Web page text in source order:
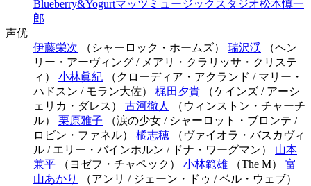
Blueberry&Yogurtマッツミュージックスタジオ松本慎一
郎
声优
伊藤栄次 （シャーロック・ホームズ） 瑞沢渓 （ヘン
リー・アーヴィング / メアリ・クラリッサ・クリステ
ィ） 小林眞紀 （クローディア・アクランド / マリー・
ハドスン / モラン大佐） 梶田夕貴 （ケインズ / アーシ
ェリカ・ダレス） 古河徹人
（ウィンストン・チャーチ
ル） 栗原雅子 （涙の少女 / シャーロット・ブロンテ /
ロビン・ファネル） 橘志穂 （ヴァイオラ・バスカヴィ
ル / エリー・バインホルン / ドナ・ワーグマン） 山本
兼平 （ヨゼフ・チャペック） 小林範雄 （The M） 富
山あかり
（アンリ / ジェーン・ドゥ / ベル・ウェブ）